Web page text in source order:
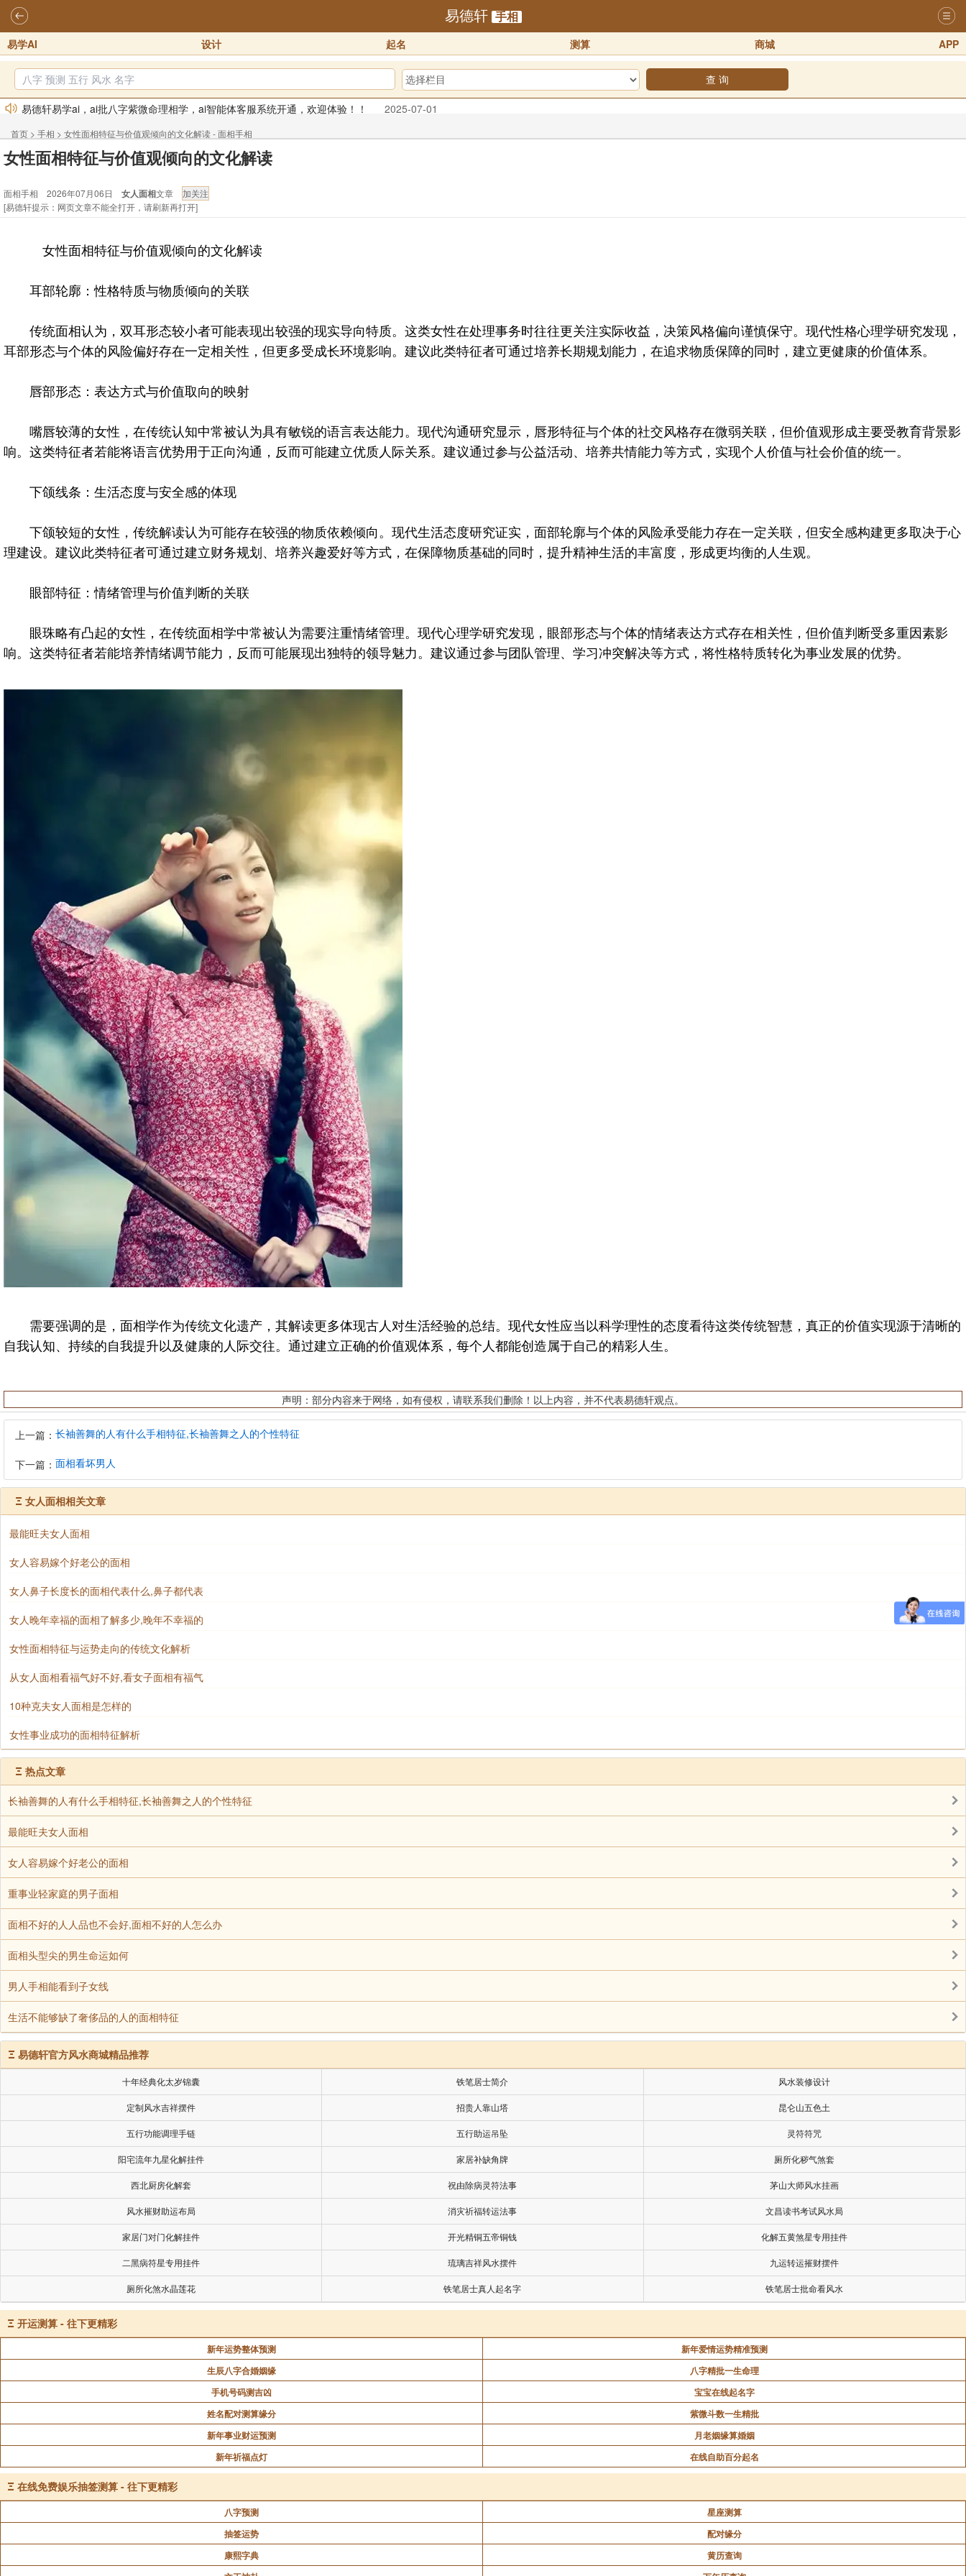
易德轩 手相
易学AI 设计 起名 测算 商城 APP
查 询
易德轩易学ai，ai批八字紫微命理相学，ai智能体客服系统开通，欢迎体验！！
2025-07-01
易德轩网重构及升能完成，欢迎大家来体验新程序及感觉！！
2025-07-01
2026年化太岁锦囊属马、鼠、牛、龙、兔、狗、鸡生肖化太岁开始预订！！
2026丙午年铁笔居士精批年运说明
2025-10-12
易德轩通告：本网站易德轩商标及LOGO注册声明
首页 > 手相 > 女性面相特征与价值观倾向的文化解读 - 面相手相
女性面相特征与价值观倾向的文化解读
面相手相 2026年07月06日 女人面相文章
[易德轩提示：网页文章不能全打开，请刷新再打开]
女性面相特征与价值观倾向的文化解读
耳部轮廓：性格特质与物质倾向的关联
传统面相认为，双耳形态较小者可能表现出较强的现实导向特质。这类女性在处理事务时往往更关注实际收益，决策风格偏向谨慎保守。现代性格心理学研究发现，
耳部形态与个体的风险偏好存在一定相关性，但更多受成长环境影响。建议此类特征者可通过培养长期规划能力，在追求物质保障的同时，建立更健康的价值体系。
唇部形态：表达方式与价值取向的映射
嘴唇较薄的女性，在传统认知中常被认为具有敏锐的语言表达能力。现代沟通研究显示，唇形特征与个体的社交风格存在微弱关联，但价值观形成主要受教育背景影
响。这类特征者若能将语言优势用于正向沟通，反而可能建立优质人际关系。建议通过参与公益活动、培养共情能力等方式，实现个人价值与社会价值的统一。
下颌线条：生活态度与安全感的体现
下颌较短的女性，传统解读认为可能存在较强的物质依赖倾向。现代生活态度研究证实，面部轮廓与个体的风险承受能力存在一定关联，但安全感构建更多取决于心
理建设。建议此类特征者可通过建立财务规划、培养兴趣爱好等方式，在保障物质基础的同时，提升精神生活的丰富度，形成更均衡的人生观。
眼部特征：情绪管理与价值判断的关联
眼珠略有凸起的女性，在传统面相学中常被认为需要注重情绪管理。现代心理学研究发现，眼部形态与个体的情绪表达方式存在相关性，但价值判断受多重因素影
响。这类特征者若能培养情绪调节能力，反而可能展现出独特的领导魅力。建议通过参与团队管理、学习冲突解决等方式，将性格特质转化为事业发展的优势。
需要强调的是，面相学作为传统文化遗产，其解读更多体现古人对生活经验的总结。现代女性应当以科学理性的态度看待这类传统智慧，真正的价值实现源于清晰的
自我认知、持续的自我提升以及健康的人际交往。通过建立正确的价值观体系，每个人都能创造属于自己的精彩人生。
声明：部分内容来于网络，如有侵权，请联系我们删除！以上内容，并不代表易德轩观点。
上一篇： 长袖善舞的人有什么手相特征,长袖善舞之人的个性特征
下一篇： 面相看坏男人
Ξ 女人面相相关文章
最能旺夫女人面相
女人容易嫁个好老公的面相
女人鼻子长度长的面相代表什么,鼻子都代表
女人晚年幸福的面相了解多少,晚年不幸福的
女性面相特征与运势走向的传统文化解析
从女人面相看福气好不好,看女子面相有福气
10种克夫女人面相是怎样的
女性事业成功的面相特征解析
Ξ 热点文章
长袖善舞的人有什么手相特征,长袖善舞之人的个性特征
最能旺夫女人面相
女人容易嫁个好老公的面相
重事业轻家庭的男子面相
面相不好的人人品也不会好,面相不好的人怎么办
面相头型尖的男生命运如何
男人手相能看到子女线
生活不能够缺了奢侈品的人的面相特征
Ξ 易德轩官方风水商城精品推荐
十年经典化太岁锦囊 铁笔居士简介 风水装修设计
定制风水吉祥摆件 招贵人靠山塔 昆仑山五色土
五行功能调理手链 五行助运吊坠 灵符符咒
阳宅流年九星化解挂件 家居补缺角牌 厕所化秽气煞套
西北厨房化解套 祝由除病灵符法事 茅山大师风水挂画
风水摧财助运布局 消灾祈福转运法事 文昌读书考试风水局
家居门对门化解挂件 开光精铜五帝铜钱 化解五黄煞星专用挂件
二黑病符星专用挂件 琉璃吉祥风水摆件 九运转运摧财摆件
厕所化煞水晶莲花 铁笔居士真人起名字 铁笔居士批命看风水
Ξ 开运测算 - 往下更精彩
新年运势整体预测
新年爱情运势精准预测
生辰八字合婚姻缘
八字精批一生命理
手机号码测吉凶
宝宝在线起名字
姓名配对测算缘分
紫微斗数一生精批
新年事业财运预测
月老姻缘算婚姻
新年祈福点灯
在线自助百分起名
Ξ 在线免费娱乐抽签测算 - 往下更精彩
八字预测
星座测算
抽签运势
配对缘分
康熙字典
黄历查询